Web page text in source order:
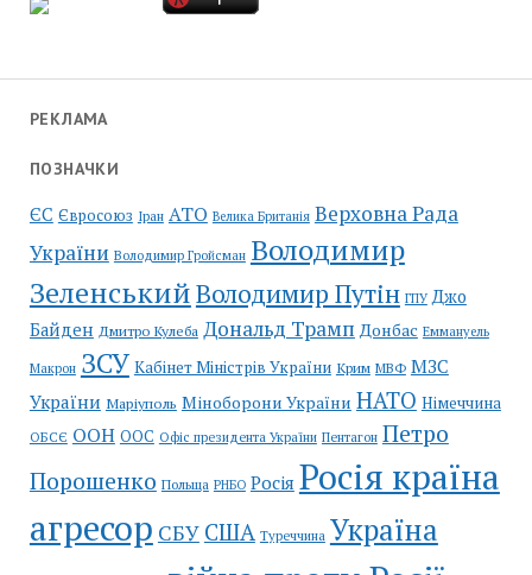
РЕКЛАМА
ПОЗНАЧКИ
ЄС Євросоюз Іран АТО Велика Британія Верховна Рада
України Володимир Гройсман Володимир
ЗеленськийВолодимир Путін ГПУ Джо
Байден Дмитро Кулеба Дональд Трамп Донбас Еммануель
Макрон ЗСУ Кабінет Міністрів України Крим МВФ МЗС
України Маріуполь Міноборони України НАТО Німеччина
ОБСЄ ООН ООС Офіс президента України Пентагон Петро
Порошенко Польща РНБО Росія Росія країна
агресор СБУ США Туреччина Україна